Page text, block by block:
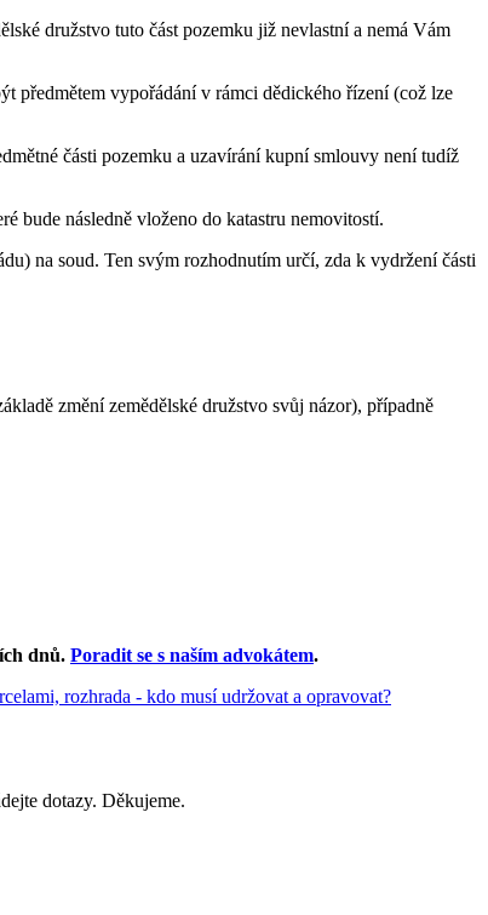
družstvo tuto část pozemku již nevlastní a nemá Vám
předmětem vypořádání v rámci dědického řízení (což lze
části pozemku a uzavírání kupní smlouvy není tudíž
bude následně vloženo do katastru nemovitostí.
na soud. Ten svým rozhodnutím určí, zda k vydržení části
změní zemědělské družstvo svůj názor), případně
dnů. Poradit se s naším advokátem.
rozhrada - kdo musí udržovat a opravovat?
dotazy. Děkujeme.